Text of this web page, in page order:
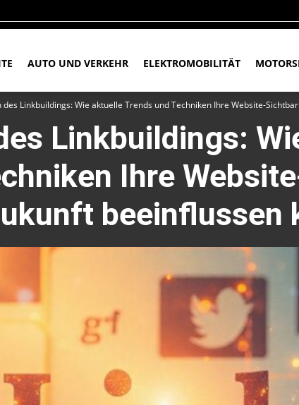
AUTO UND VERKEHR ELEKTROMOBILITÄT
des Linkbuildings: Wie aktuelle Trends und Techniken Ihre Website-
Linkbuildings:
Ihre
beeinflussen